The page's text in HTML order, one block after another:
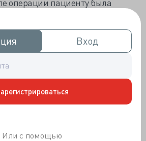
Вход
Вход
Или с помощью
На второй день, после
кишечника, пациент был
общем состоянии.
исследование:
исследование показало наличие
небольшим количеством
слое мышечной
диагноз - ранний острый